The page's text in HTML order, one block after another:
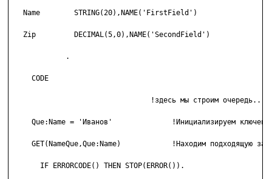
   Name        STRING(20),NAME('FirstField')
   Zip         DECIMAL(5,0),NAME('SecondField')
             .
     CODE
                                 !здесь мы строим очередь...
Que:Name = 'Иванов'              !Инициализируем
GET(NameQue,Que:Name)            !Находим подходящую
       IF ERRORCODE() THEN STOP(ERROR()).